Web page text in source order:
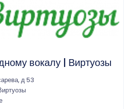
вокалу | Виртуозы
д 53